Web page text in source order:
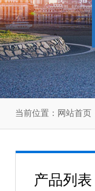
当前位置： 网站首页
产品列表